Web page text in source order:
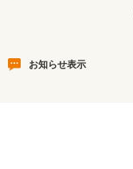
お知らせ表示